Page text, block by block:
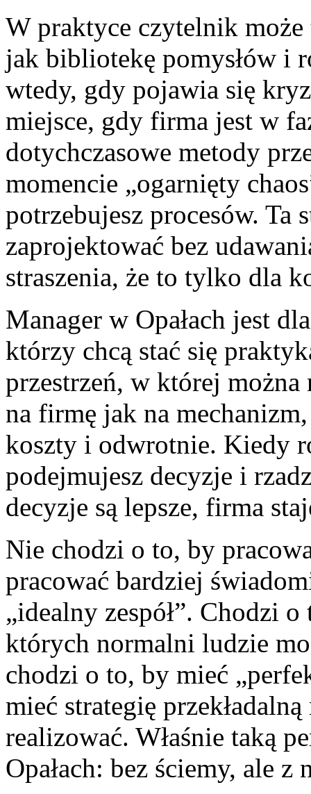
W praktyce czytelnik może
jak bibliotekę pomysłów i
wtedy, gdy pojawia się
miejsce, gdy firma jest w
dotychczasowe metody
momencie „ogarnięty
potrzebujesz procesów. Ta
zaprojektować bez
straszenia, że to tylko dla
Manager w Opałach jest
którzy chcą stać się
przestrzeń, w której
na firmę jak na
koszty i odwrotnie. Kiedy
podejmujesz decyzje i
decyzje są lepsze, firma
Nie chodzi o to, by
pracować bardziej
„idealny zespół”. Chodzi
których normalni ludzie
chodzi o to, by mieć
mieć strategię
realizować. Właśnie taką
Opałach: bez ściemy, ale